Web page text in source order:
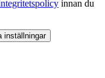
innan du
inställningar